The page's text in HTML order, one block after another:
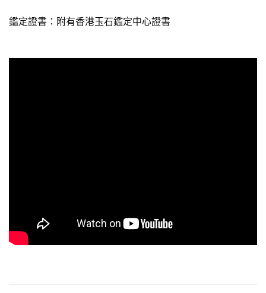
鑑定證書： 附有香港玉石鑑定中心證書